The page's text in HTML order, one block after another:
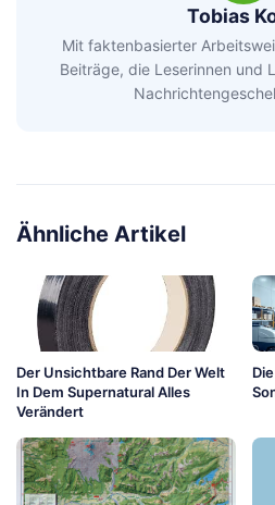
Tobias
Mit faktenbasierter
Beiträge, die Leserinnen und
Ähnliche Artikel
Der Unsichtbare Rand Der Welt
In Dem Supernatural Alles
Verändert